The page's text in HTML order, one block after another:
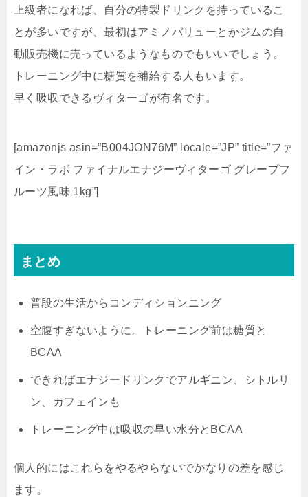
上級者になれば、自分の特製ドリンクを持っているこ
とが多いですが、最初はアミノバリューとかジムの自
動販売機に売っているようなものでもいいでしょう。
トレーニング中に糖質を補給する人もいます。
早く吸収できるヴィターゴが有名です。
[amazonjs asin=”B004JON76M” locale=”JP” title=”ファ
イン・ラボ ファイナルエナジーヴィターゴ グレープフ
ルーツ風味 1kg”]
まとめ
普段の生活からコンディションニング
空腹すぎないように。トレーニング前は糖質と
BCAA
できればエナジードリンクでアルギニン、シトルリ
ン、カフェインも
トレーニング中は吸収の早い水分とBCAA
個人的にはこれらをやるやらないでかなりの差を感じ
ます。